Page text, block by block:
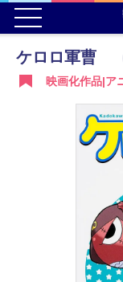
ケロロ軍曹 （
映画化作品|ア